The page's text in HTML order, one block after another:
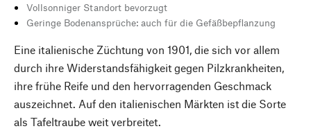
Vollsonniger Standort bevorzugt
Geringe Bodenansprüche: auch für die Gefäßbepflanzung
Eine italienische Züchtung von 1901, die sich vor allem
durch ihre Widerstandsfähigkeit gegen Pilzkrankheiten,
ihre frühe Reife und den hervorragenden Geschmack
auszeichnet. Auf den italienischen Märkten ist die Sorte
als Tafeltraube weit verbreitet.